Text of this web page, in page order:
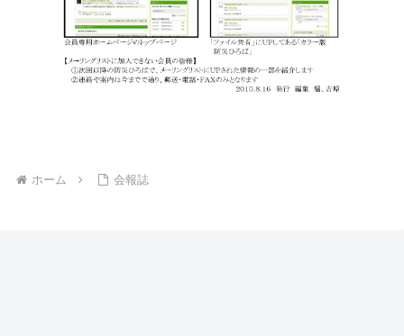
ホーム 会報誌